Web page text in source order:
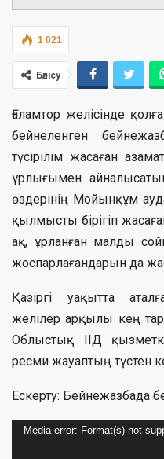
1 021
Бөлісу
Ғаламтор желісінде
бейнеленген
түсірілім жасаған
ұрлығымен
өздерінің Мойынқұм
қылмысты бірігіп
ақ, ұрланған малды
жоспарлағандарын да
Қазіргі уақытта
желілер арқылы кең
Облыстық ІІД
ресми жауаптың түстен
Ескерту: Бейнежазбада
Видеоплеер
Media error: Format(s) not